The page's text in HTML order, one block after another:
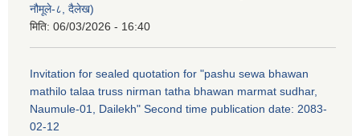
नौमूले-८, दैलेख)
मिति: 06/03/2026 - 16:40
Invitation for sealed quotation for "pashu sewa bhawan
mathilo talaa truss nirman tatha bhawan marmat sudhar,
Naumule-01, Dailekh" Second time publication date: 2083-
02-12